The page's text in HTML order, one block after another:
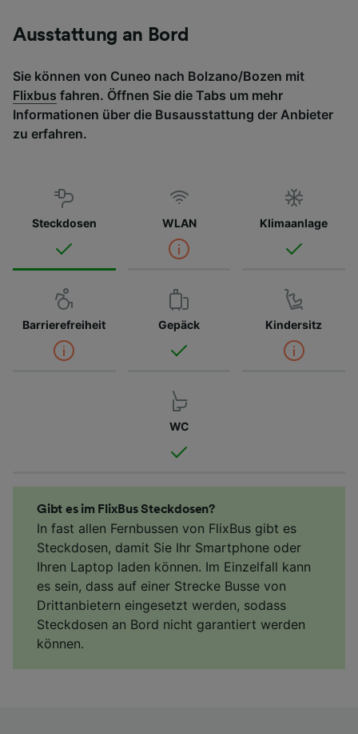
Ausstattung an Bord
Sie können von Cuneo nach Bolzano/Bozen mit
Flixbus fahren. Öffnen Sie die Tabs um mehr
Informationen über die Busausstattung der Anbieter
zu erfahren.
Steckdosen WLAN Klimaanlage
Barrierefreiheit Gepäck Kindersitz
WC
Gibt es im FlixBus Steckdosen?
In fast allen Fernbussen von FlixBus gibt es
Steckdosen, damit Sie Ihr Smartphone oder
Ihren Laptop laden können. Im Einzelfall kann
es sein, dass auf einer Strecke Busse von
Drittanbietern eingesetzt werden, sodass
Steckdosen an Bord nicht garantiert werden
können.